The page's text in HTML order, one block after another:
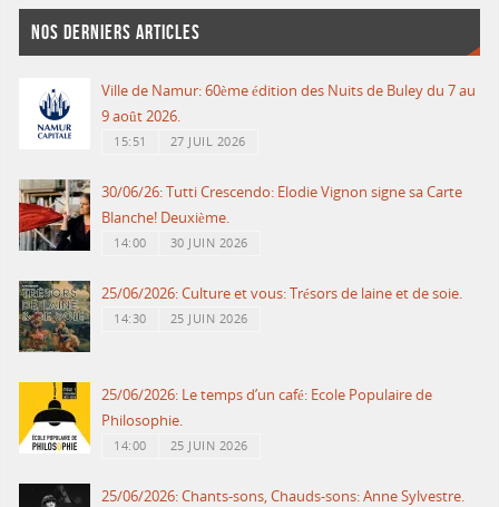
NOS DERNIERS ARTICLES
Ville de Namur: 60ème édition des Nuits de Buley du 7 au
9 août 2026.
15:51 27 JUIL 2026
30/06/26: Tutti Crescendo: Elodie Vignon signe sa Carte
Blanche! Deuxième.
14:00 30 JUIN 2026
25/06/2026: Culture et vous: Trésors de laine et de soie.
14:30 25 JUIN 2026
25/06/2026: Le temps d’un café: Ecole Populaire de
Philosophie.
14:00 25 JUIN 2026
25/06/2026: Chants-sons, Chauds-sons: Anne Sylvestre.